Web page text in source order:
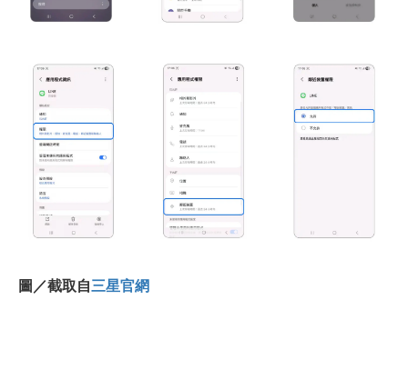
圖／截取自三星官網